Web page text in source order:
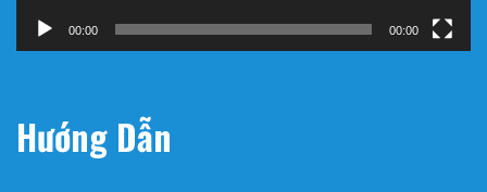
00:00 00:00
Hướng Dẫn